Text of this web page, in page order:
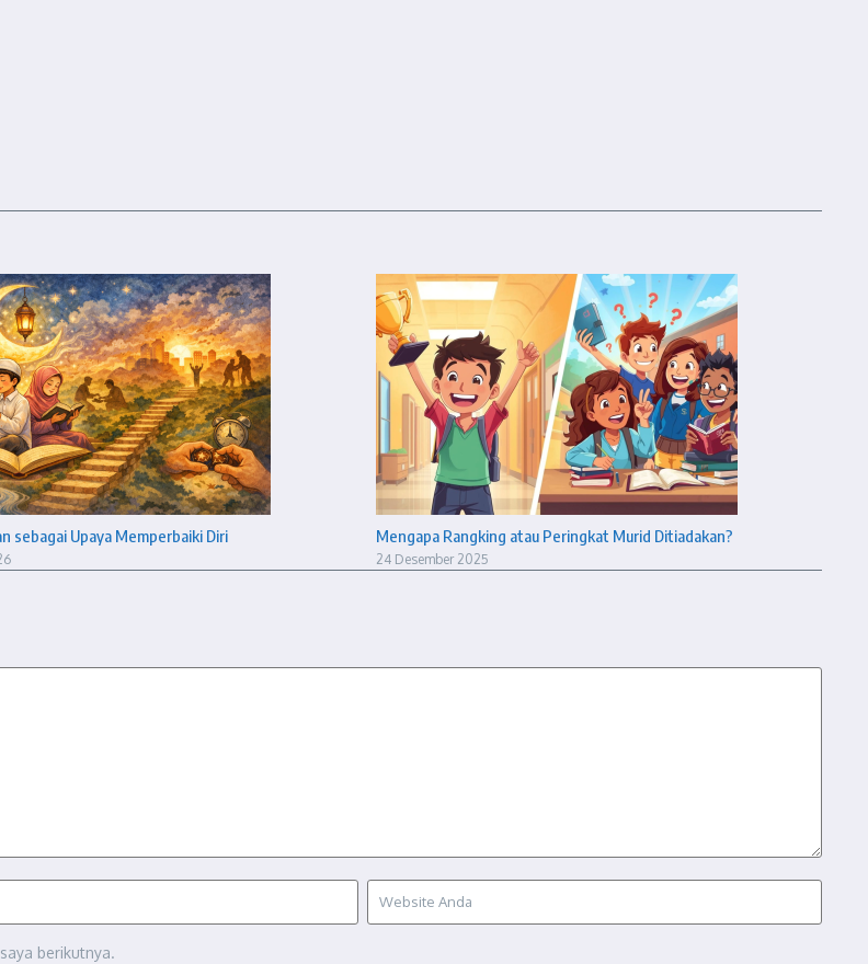
sebagai Upaya Memperbaiki Diri Mengapa Rangking atau Peringkat Murid Ditiadakan?
24 Desember 2025
berikutnya.